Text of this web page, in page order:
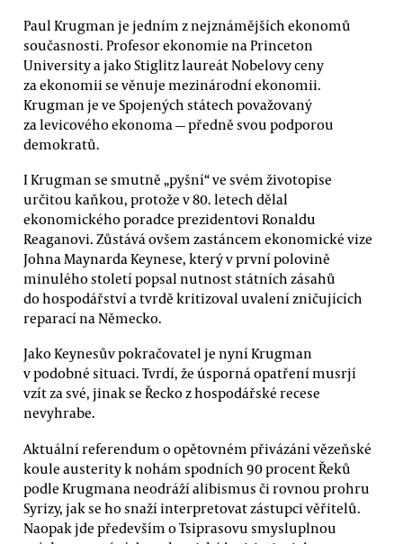
Paul Krugman je jedním z nejznámějších ekonomů
současnosti. Profesor ekonomie na Princeton
University a jako Stiglitz laureát Nobelovy ceny
za ekonomii se věnuje mezinárodní ekonomii.
Krugman je ve Spojených státech považovaný
za levicového ekonoma — předně svou podporou
demokratů.
I Krugman se smutně „pyšní“ ve svém životopise
určitou kaňkou, protože v 80. letech dělal
ekonomického poradce prezidentovi Ronaldu
Reaganovi. Zůstává ovšem zastáncem ekonomické vize
Johna Maynarda Keynese, který v první polovině
minulého století popsal nutnost státních zásahů
do hospodářství a tvrdě kritizoval uvalení zničujících
reparací na Německo.
Jako Keynesův pokračovatel je nyní Krugman
v podobné situaci. Tvrdí, že úsporná opatření musrjí
vzít za své, jinak se Řecko z hospodářské recese
nevyhrabe.
Aktuální referendum o opětovném přivázání vězeňské
koule austerity k nohám spodních 90 procent Řeků
podle Krugmana neodráží alibismus či rovnou prohru
Syrizy, jak se ho snaží interpretovat zástupci věřitelů.
Naopak jde především o Tsiprasovu smysluplnou